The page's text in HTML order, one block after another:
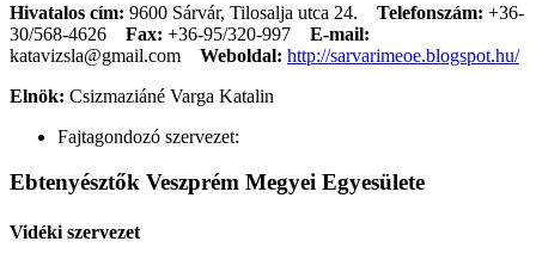
Hivatalos cím: 9600 Sárvár, Tilosalja utca 24. Telefonszám: +36-
30/568-4626
Fax: +36-95/320-997
E-mail:
katavizsla@gmail.com
Weboldal: http://sarvarimeoe.blogspot.hu/
Elnök: Csizmaziáné Varga Katalin
Fajtagondozó szervezet:
Ebtenyésztők Veszprém Megyei Egyesülete
Vidéki szervezet